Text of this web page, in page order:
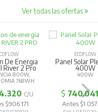
Ver todas las ofertas
De Energia
River 2 Pro
800W,
768WH
C/U
$906.171
ECOFLOW
Panel Solar
400W
400W
$ 740.041
Antes